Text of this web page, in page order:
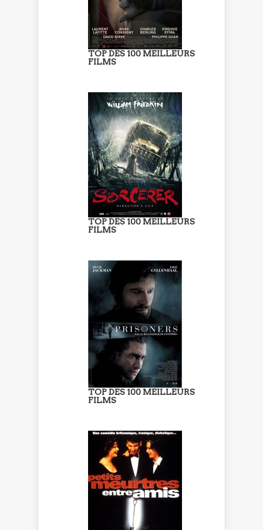
TOP DES 100 MEILLEURS
FILMS
TOP DES 100 MEILLEURS
FILMS
TOP DES 100 MEILLEURS
FILMS